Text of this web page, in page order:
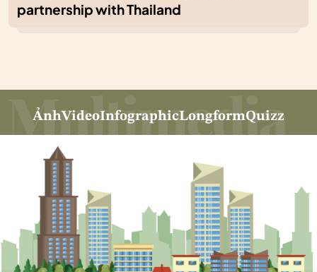
partnership with Thailand
ẢnhVideoInfographicLongformQuizz